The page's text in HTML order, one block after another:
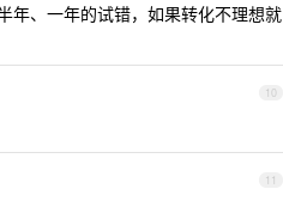
年、一年的试错，如果转化不理想就
10
11